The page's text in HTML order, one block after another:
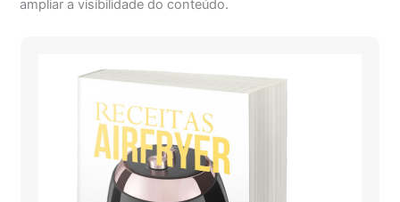
ampliar a visibilidade do conteúdo.